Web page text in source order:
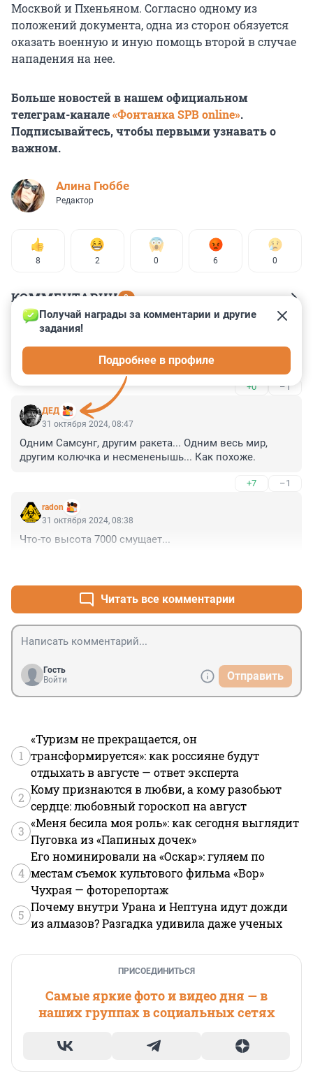
Москвой и Пхеньяном. Согласно одному из
положений документа, одна из сторон обязуется
оказать военную и иную помощь второй в случае
нападения на нее.
Больше новостей в нашем официальном
телеграм-канале«Фонтанка SPB online».
Подписывайтесь, чтобы первыми узнавать о
важном.
Алина Гюббе
Редактор
8 2 0 6 0
КОММЕНТАРИИ 9
Гость
Да, троллинг знатный! 😝
+0 –1
ДЕД
Получай награды за комментарии и другие
задания!
Подробнее в профиле
31 октября 2024, 08:47
Одним Самсунг, другим ракета... Одним весь мир,
другим колючка и несмененышь... Как похоже.
+7 –1
radon
31 октября 2024, 08:38
Что-то высота 7000 смущает...
Читать все комментарии
Гость
Войти
Отправить
1
«Туризм не прекращается, он
трансформируется»: как россияне будут
отдыхать в августе — ответ эксперта
2
Кому признаются в любви, а кому разобьют
сердце: любовный гороскоп на август
3
«Меня бесила моя роль»: как сегодня выглядит
Пуговка из «Папиных дочек»
4
Его номинировали на «Оскар»: гуляем по
местам съемок культового фильма «Вор»
Чухрая — фоторепортаж
5
Почему внутри Урана и Нептуна идут дожди
из алмазов? Разгадка удивила даже ученых
ПРИСОЕДИНИТЬСЯ
Самые яркие фото и видео дня — в
наших группах в социальных сетях